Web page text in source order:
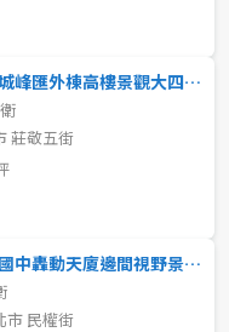
3房
5房以上
新竹好屋推薦 縣三城峰匯外棟高樓景觀大四房尊榮雙主臥 平車
莊敬五街
新竹好屋推薦 仁愛國中轟動天廈邊間視野景觀美三房平車
市 民權街